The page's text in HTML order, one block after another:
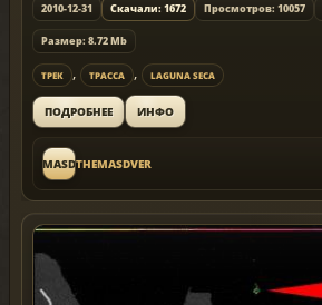
2010-12-31 Скачали: 1672 Просмотров: 10057
Размер: 8.72 Mb
ТРЕК , ТРАССА , LAGUNA SECA
ПОДРОБНЕЕ ИНФО
THEMASDVERTHEMASDVER